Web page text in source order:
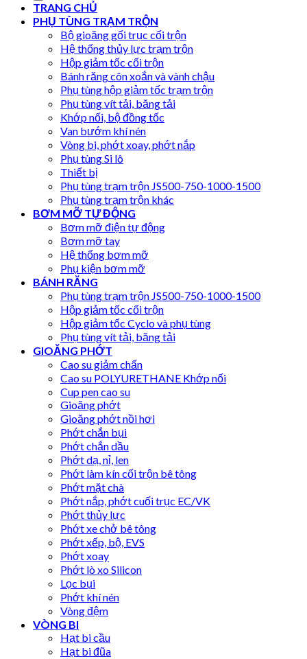
TRANG CHỦ
PHỤ TÙNG TRẠM TRỘN
Bộ gioăng gối trục cối trộn
Hệ thống thủy lực trạm trộn
Hộp giảm tốc cối trộn
Bánh răng côn xoắn và vành chậu
Phụ tùng hộp giảm tốc trạm trộn
Phụ tùng vít tải, băng tải
Khớp nối, bộ đồng tốc
Van bướm khí nén
Vòng bi, phớt xoay, phớt nắp
Phụ tùng Si lô
Thiết bị
Phụ tùng trạm trộn JS500-750-1000-1500
Phụ tùng trạm trộn khác
BƠM MỠ TỰ ĐỘNG
Bơm mỡ điện tự động
Bơm mỡ tay
Hệ thống bơm mỡ
Phụ kiện bơm mỡ
BÁNH RĂNG
Phụ tùng trạm trộn JS500-750-1000-1500
Hộp giảm tốc cối trộn
Hộp giảm tốc Cyclo và phụ tùng
Phụ tùng vít tải, băng tải
GIOĂNG PHỚT
Cao su giảm chấn
Cao su POLYURETHANE Khớp nối
Cup pen cao su
Gioăng phớt
Gioăng phớt nồi hơi
Phớt chắn bụi
Phớt chắn dầu
Phớt dạ, nỉ, len
Phớt làm kín cối trộn bê tông
Phớt mặt chà
Phớt nắp, phớt cuối trục EC/VK
Phớt thủy lực
Phớt xe chở bê tông
Phớt xếp, bộ, EVS
Phớt xoay
Phớt lò xo Silicon
Lọc bụi
Phớt khí nén
Vòng đệm
VÒNG BI
Hạt bi cầu
Hạt bi đũa